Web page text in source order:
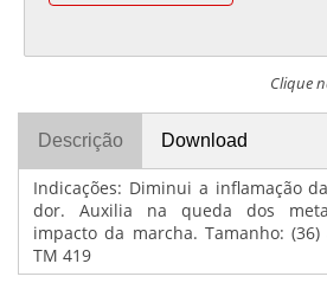
Clique
Descrição Download
Indicações: Diminui a inﬂamação
dor. Auxilia na queda dos
impacto da marcha. Tamanho:
TM 419